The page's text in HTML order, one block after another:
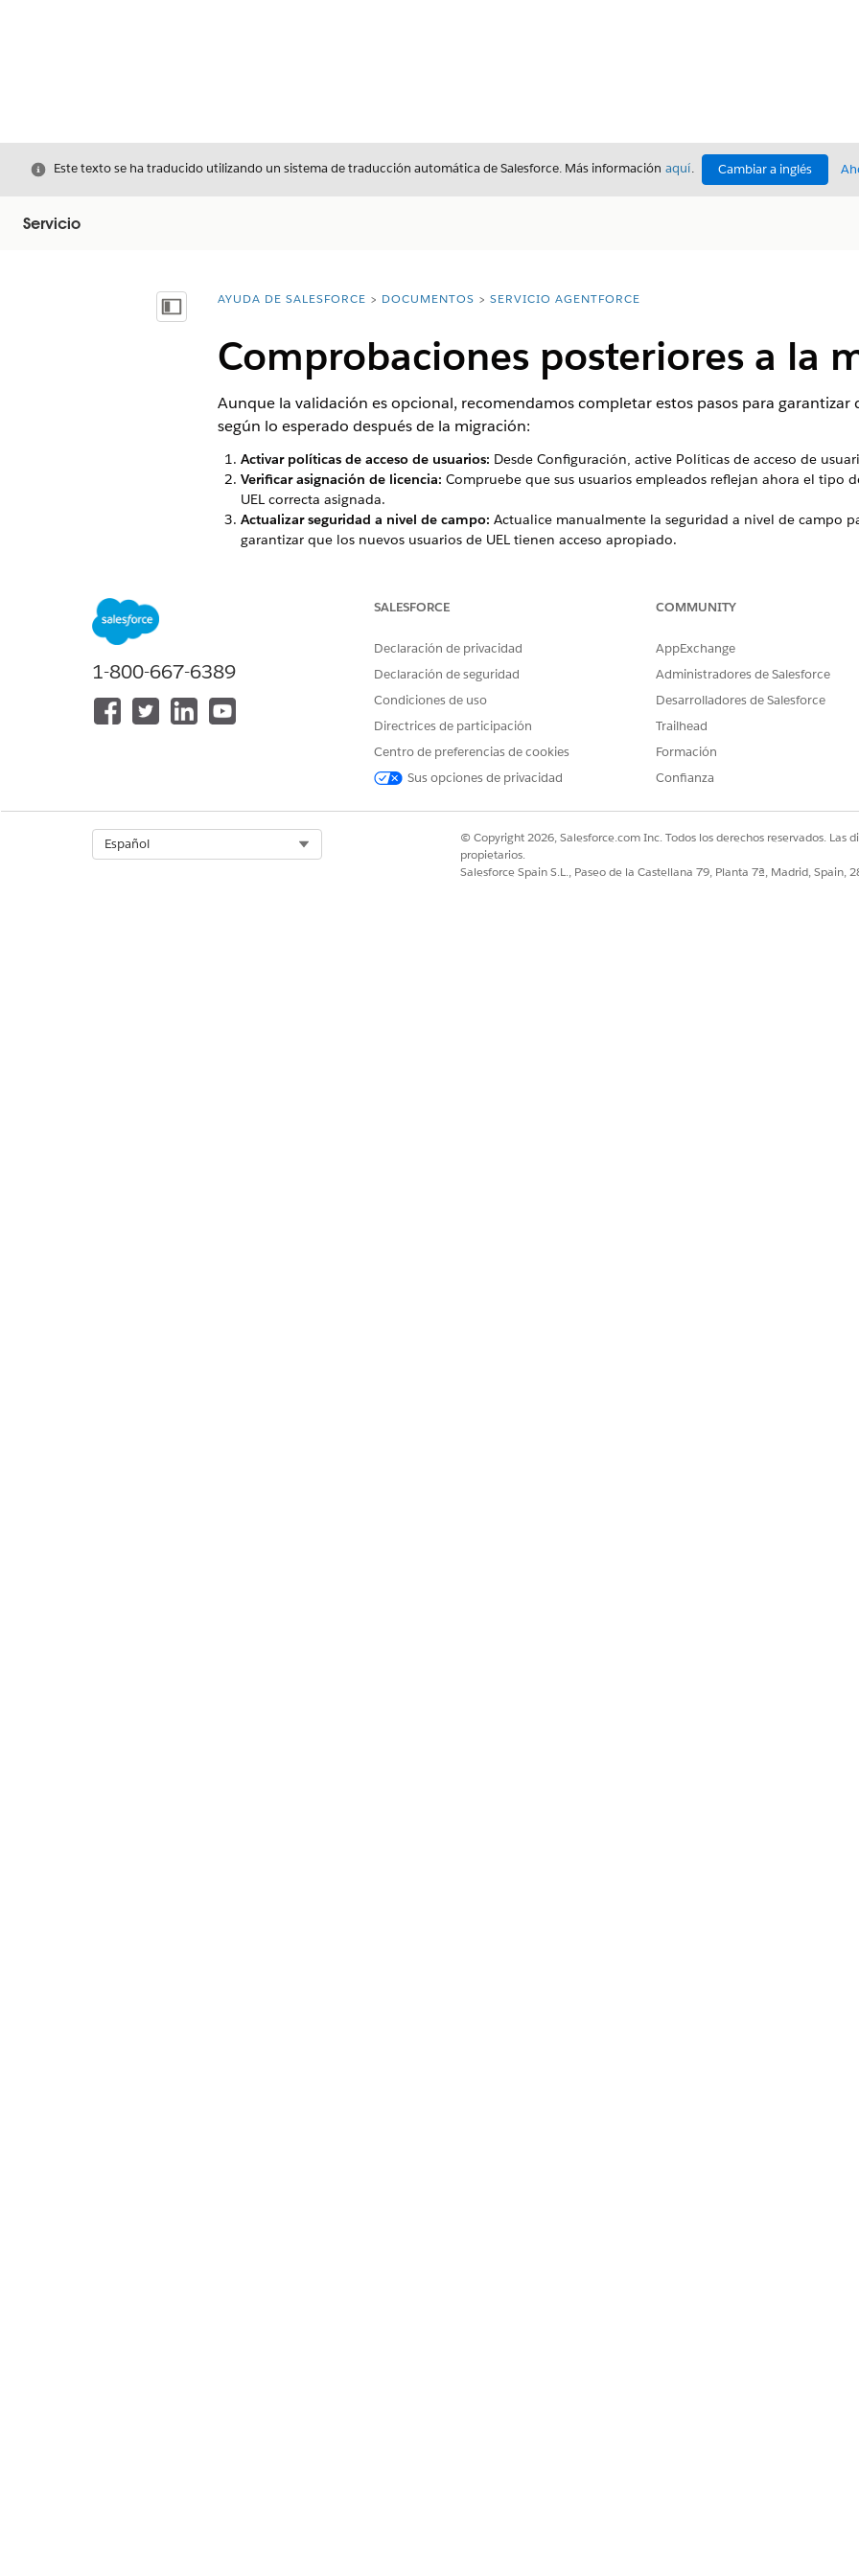
Cerrar
Este texto se ha traducido utilizando un sistema de traducción automática de Salesforce. Más información aquí. Cambiar a inglés
Servicio
Mostrar índice de materias
Usted está aquí:
AYUDA DE SALESFORCE DOCUMENTOS SERVICIO AGENTFORCE
Comprobaciones posteriores a la
Aunque la validación es opcional, recomendamos completar estos pasos para
según lo esperado después de la migración:
Activar políticas de acceso de usuarios: Desde Configuración, active Políticas de acceso de
Verificar asignación de licencia: Compruebe que sus usuarios empleados reflejan ahora el tipo
UEL correcta asignada.
Actualizar seguridad a nivel de campo: Actualice manualmente la seguridad a nivel de campo
garantizar que los nuevos usuarios de UEL tienen acceso apropiado.
Prueba Employee2 Linkage:Confirme que el campo obligatorio Empleado2.Usuario está
Ejecutar aprovisionamiento de gestor:
Recomendamos ejecutar el aprovisionamiento de gestores
¡Háganos saber cómo podemos mejorar!
1-800-667-6389
SALESFORCE
Declaración de privacidad
Declaración de seguridad
Condiciones de uso
Directrices de participación
Centro de preferencias de cookies
Sus opciones de privacidad
COMMUNITY
AppExchange
Administradores de Salesforce
Desarrolladores de Salesforce
Trailhead
Formación
Confianza
Español
© Copyright 2026, Salesforce.com Inc. Todos los derechos reservados. Las
propietarios.
Salesforce Spain S.L., Paseo de la Castellana 79, Planta 7ª, Madrid, Spain,